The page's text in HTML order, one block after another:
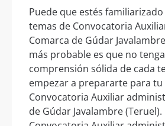
Puede que estés
temas de Convocatoria
Comarca de Gúdar
más probable es que no
comprensión sólida de cada
empezar a prepararte para tu
Convocatoria Auxiliar
de Gúdar Javalambre